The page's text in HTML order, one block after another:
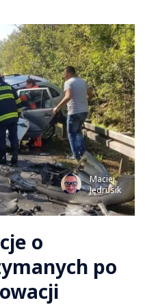
Maciej
Jędrusik
o
po